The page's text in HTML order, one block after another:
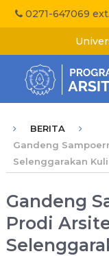
0271-647069
BERITA
Gandeng
Selenggarakan
Gandeng
Prodi